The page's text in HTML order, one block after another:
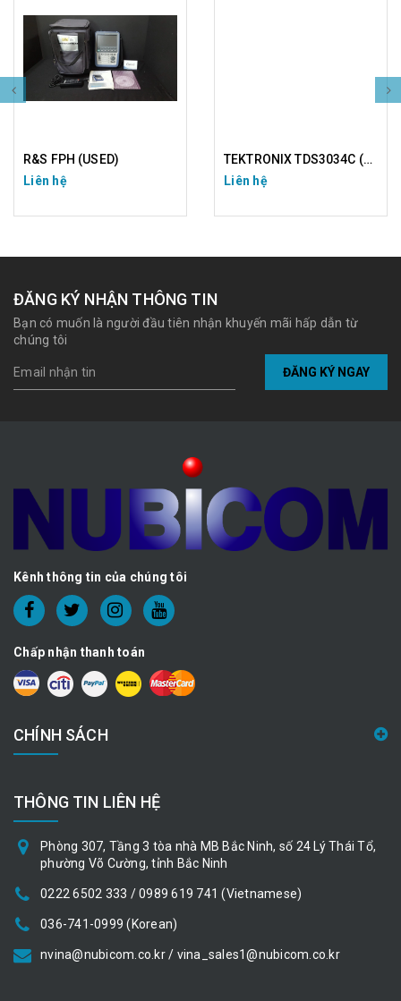
R&S FPH (USED)
Liên hệ
TEKTRONIX TDS3034C (USED)
Liên hệ
ĐĂNG KÝ NHẬN THÔNG TIN
Bạn có muốn là người đầu tiên nhận khuyến mãi hấp dẫn từ
chúng tôi
ĐĂNG KÝ NGAY
Kênh thông tin của chúng tôi
Chấp nhận thanh toán
CHÍNH SÁCH
THÔNG TIN LIÊN HỆ
Phòng 307, Tầng 3 tòa nhà MB Bắc Ninh, số 24 Lý Thái Tổ,
phường Võ Cường, tỉnh Bắc Ninh
0222 6502 333 / 0989 619 741 (Vietnamese)
036-741-0999 (Korean)
nvina@nubicom.co.kr / vina_sales1@nubicom.co.kr